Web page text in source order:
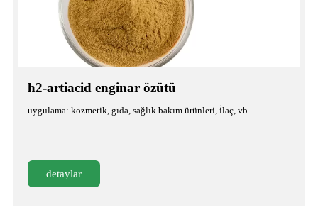
h2-artiacid enginar özütü
uygulama: kozmetik, gıda, sağlık bakım ürünleri, i̇laç, vb.
detaylar